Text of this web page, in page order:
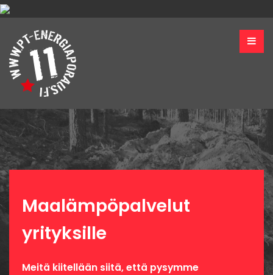
Maalämpöpalvelut
yrityksille
Meitä kiitellään siitä, että pysymme